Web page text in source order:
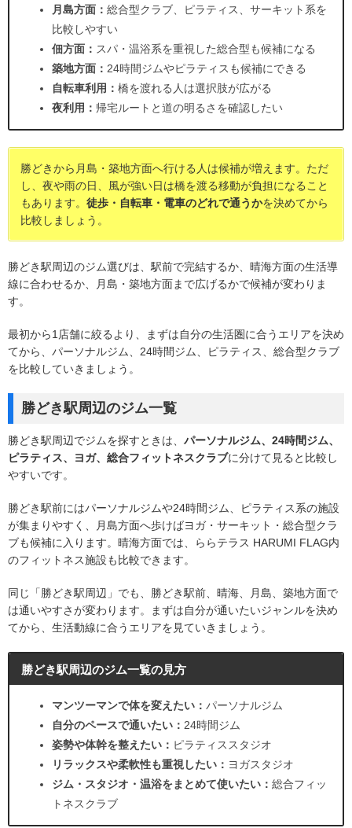
月島方面： 総合型クラブ、ピラティス、サーキット系を
比較しやすい
佃方面： スパ・温浴系を重視した総合型も候補になる
築地方面： 24時間ジムやピラティスも候補にできる
自転車利用： 橋を渡れる人は選択肢が広がる
夜利用： 帰宅ルートと道の明るさを確認したい
勝どきから月島・築地方面へ行ける人は候補が増えます。ただ
し、夜や雨の日、風が強い日は橋を渡る移動が負担になること
もあります。 徒歩・自転車・電車のどれで通うかを決めてから
比較しましょう。
勝どき駅周辺のジム選びは、駅前で完結するか、晴海方面の生活導
線に合わせるか、月島・築地方面まで広げるかで候補が変わりま
す。
最初から1店舗に絞るより、まずは自分の生活圏に合うエリアを決め
てから、パーソナルジム、24時間ジム、ピラティス、総合型クラブ
を比較していきましょう。
勝どき駅周辺のジム一覧
勝どき駅周辺でジムを探すときは、 パーソナルジム、24時間ジム、
ピラティス、ヨガ、総合フィットネスクラブに分けて見ると比較し
やすいです。
勝どき駅前にはパーソナルジムや24時間ジム、ピラティス系の施設
が集まりやすく、月島方面へ歩けばヨガ・サーキット・総合型クラ
ブも候補に入ります。晴海方面では、ららテラス HARUMI FLAG内
のフィットネス施設も比較できます。
同じ「勝どき駅周辺」でも、勝どき駅前、晴海、月島、築地方面で
は通いやすさが変わります。まずは自分が通いたいジャンルを決め
てから、生活動線に合うエリアを見ていきましょう。
勝どき駅周辺のジム一覧の見方
マンツーマンで体を変えたい： パーソナルジム
自分のペースで通いたい： 24時間ジム
姿勢や体幹を整えたい： ピラティススタジオ
リラックスや柔軟性も重視したい： ヨガスタジオ
ジム・スタジオ・温浴をまとめて使いたい： 総合フィッ
トネスクラブ